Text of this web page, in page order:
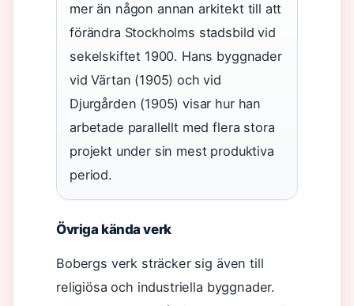
mer än någon annan arkitekt till att
förändra Stockholms stadsbild vid
sekelskiftet 1900. Hans byggnader
vid Värtan (1905) och vid
Djurgården (1905) visar hur han
arbetade parallellt med flera stora
projekt under sin mest produktiva
period.
Övriga kända verk
Bobergs verk sträcker sig även till
religiösa och industriella byggnader.